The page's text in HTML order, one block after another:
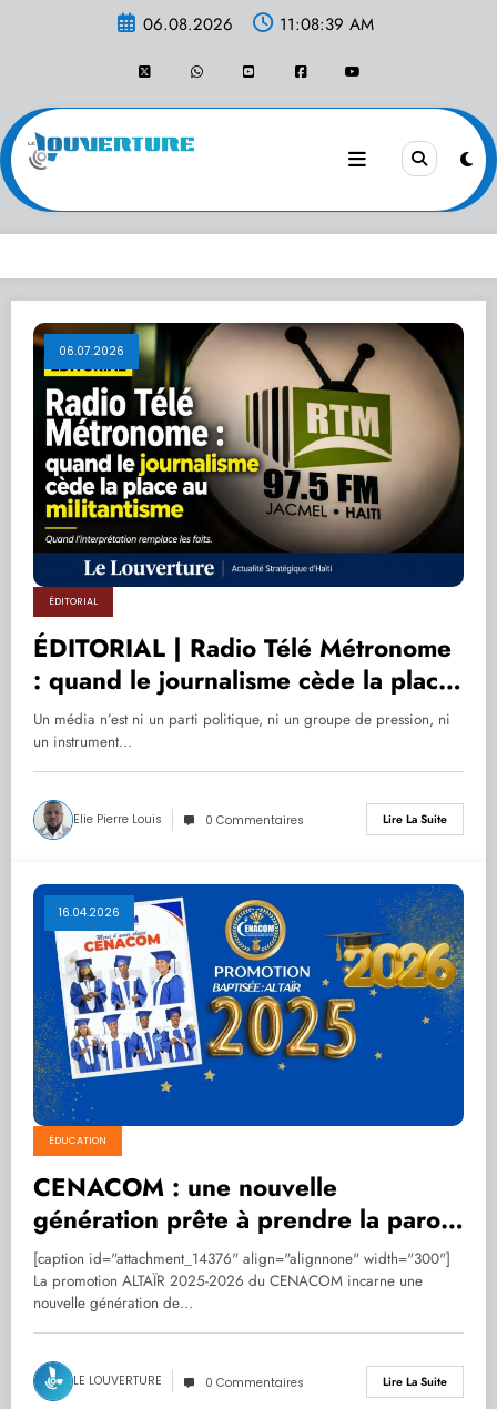
06.08.2026 11:08:39 AM
06.07.2026
ÉDITORIAL
ÉDITORIAL | Radio Télé Métronome
: quand le journalisme cède la place
au militantisme
Un média n’est ni un parti politique, ni un groupe de pression, ni
un instrument…
Elie Pierre Louis 0 Commentaires Lire La Suite
16.04.2026
ÉDUCATION
CENACOM : une nouvelle
génération prête à prendre la parole
et à raconter Haïti autrement
[caption id="attachment_14376" align="alignnone" width="300"]
La promotion ALTAÏR 2025-2026 du CENACOM incarne une
nouvelle génération de…
LE LOUVERTURE 0 Commentaires Lire La Suite